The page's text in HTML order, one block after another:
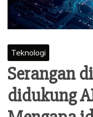
Teknologi
Serangan
didukung